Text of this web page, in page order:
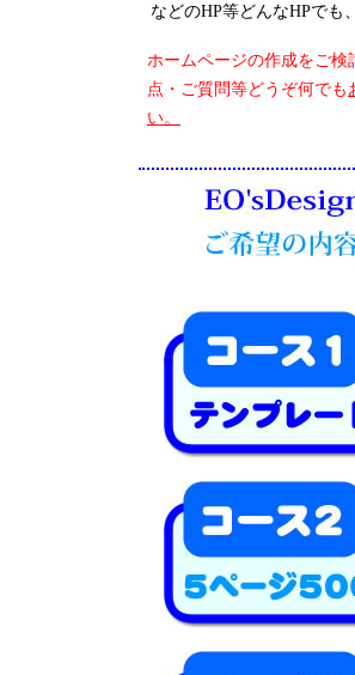
などのHP等どんなHPでも
ホームページの作成をご検
点・ご質問等どうぞ何でも
い。